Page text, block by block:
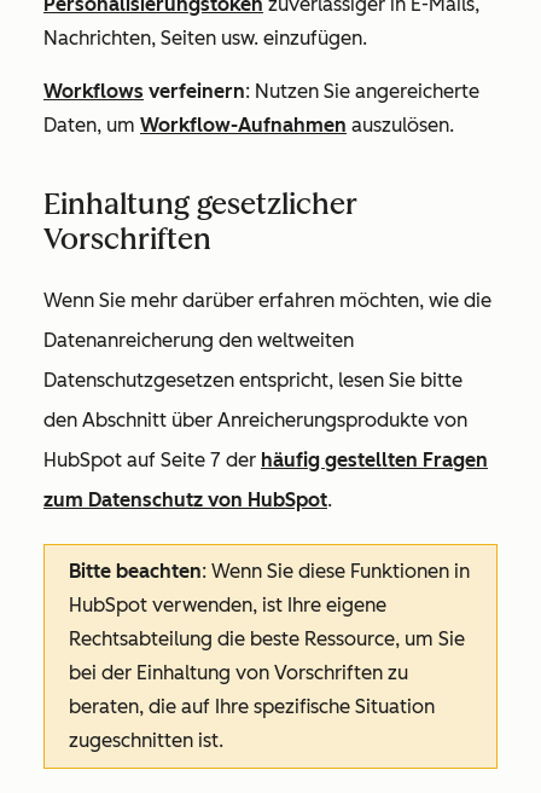
Nachrichten, Seiten usw. einzufügen.
Workflows verfeinern: Nutzen Sie angereicherte
Daten, um Workflow-Aufnahmen auszulösen.
Einhaltung gesetzlicher
Vorschriften
Wenn Sie mehr darüber erfahren möchten, wie die
Datenanreicherung den weltweiten
Datenschutzgesetzen entspricht, lesen Sie bitte
den Abschnitt über Anreicherungsprodukte von
HubSpot auf Seite 7 der häufig gestellten Fragen
zum Datenschutz von HubSpot.
Bitte beachten: Wenn Sie diese Funktionen in
HubSpot verwenden, ist Ihre eigene
Rechtsabteilung die beste Ressource, um Sie
bei der Einhaltung von Vorschriften zu
beraten, die auf Ihre spezifische Situation
zugeschnitten ist.